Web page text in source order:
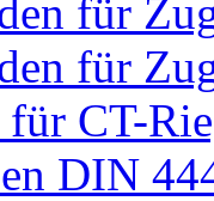
für
für
CT-
DIN